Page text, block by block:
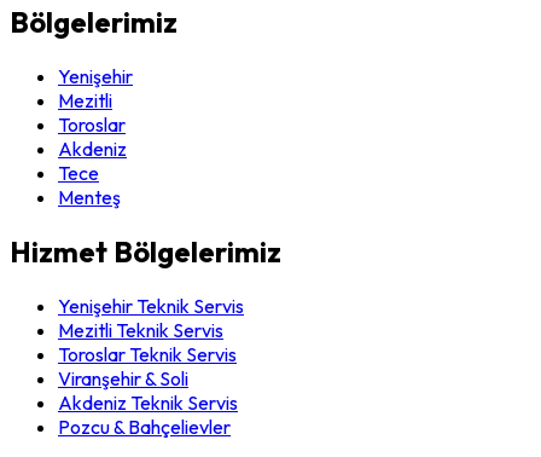
Bölgelerimiz
Yenişehir
Mezitli
Toroslar
Akdeniz
Tece
Menteş
Hizmet Bölgelerimiz
Yenişehir Teknik Servis
Mezitli Teknik Servis
Toroslar Teknik Servis
Viranşehir & Soli
Akdeniz Teknik Servis
Pozcu & Bahçelievler